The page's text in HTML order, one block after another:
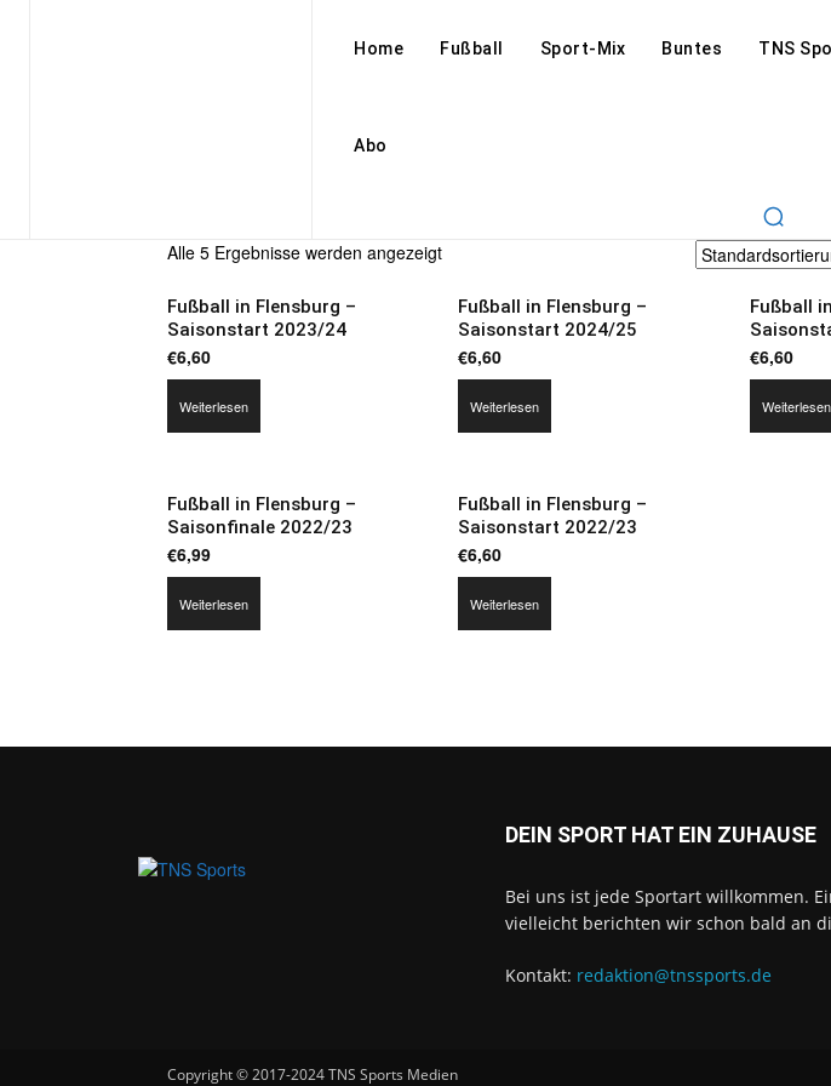
Home Fußball Sport-Mix Buntes TNS
Abo
Alle 5 Ergebnisse werden angezeigt
Fußball in Flensburg –
Saisonstart 2023/24
€6,60
Weiterlesen
Fußball in Flensburg –
Saisonstart 2024/25
€6,60
Weiterlesen
Fußball
€6,60
Weiterlesen
Fußball in Flensburg –
Saisonfinale 2022/23
€6,99
Weiterlesen
Fußball in Flensburg –
Saisonstart 2022/23
€6,60
Weiterlesen
DEIN SPORT HAT EIN ZUHAUSE
Bei uns ist jede Sportart willkommen.
vielleicht berichten wir schon bald an
Kontakt: redaktion@tnssports.de
Copyright © 2017-2024 TNS Sports Medien